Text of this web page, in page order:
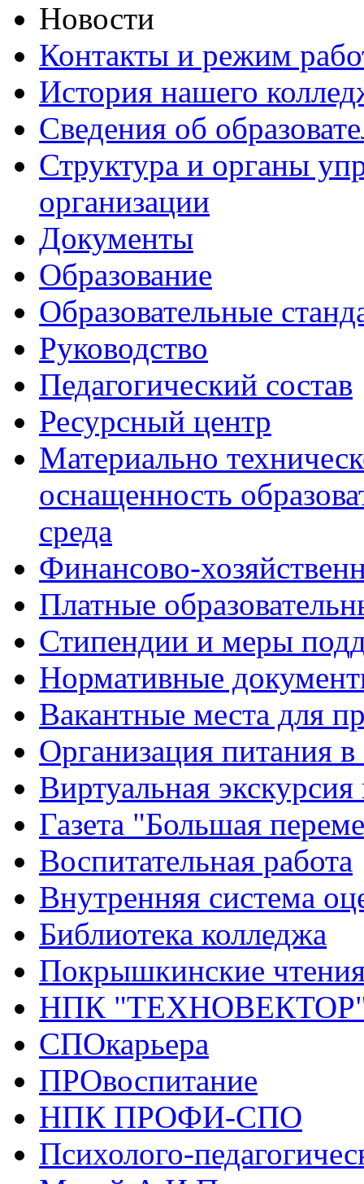
Новости
Контакты и режим
История нашего
Сведения об
Структура и органы
организации
Документы
Образование
Образовательные
Руководство
Педагогический состав
Ресурсный центр
Материально
оснащенность
среда
Финансово-
Платные
Стипендии и меры
Нормативные
Вакантные места для
Организация питания в
Виртуальная
Газета "Большая
Воспитательная работа
Внутренняя система
Библиотека колледжа
Покрышкинские
НПК
СПОкарьера
ПРОвоспитание
НПК ПРОФИ-СПО
Психолого-